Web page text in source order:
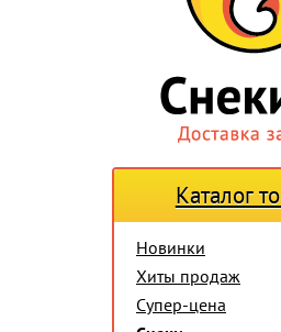
Каталог
Новинки
Хиты продаж
Супер-цена